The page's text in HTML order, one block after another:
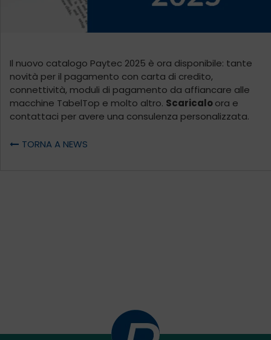
Il nuovo catalogo Paytec 2025 è ora disponibile: tante
novità per il pagamento con carta di credito,
connettività, moduli di pagamento da affiancare alle
macchine TabelTop e molto altro. Scaricaloora e
contattaci per avere una consulenza personalizzata.
TORNA A NEWS